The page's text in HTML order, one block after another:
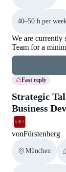
40–50 h per
We are currently
Team for a
Fast reply
Strategic
Business
vonFürstenberg
München